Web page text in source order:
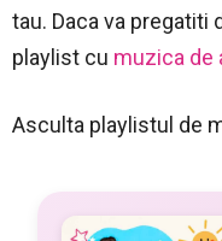
tau. Daca va pregatiti
playlist cu muzica de
Asculta playlistul de